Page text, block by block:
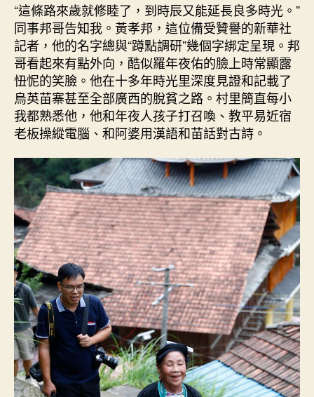
“這條路來歲就修睦了，到時辰又能延長良多時光。”
同事邦哥告知我。黃孝邦，這位備受贊譽的新華社
記者，他的名字總與“蹲點調研”幾個字綁定呈現。邦
哥看起來有點外向，酷似羅年夜佑的臉上時常顯露
忸怩的笑臉。他在十多年時光里深度見證和記載了
烏英苗寨甚至全部廣西的脫貧之路。村里簡直每小
我都熟悉他，他和年夜人孩子打召喚、教平易近宿
老板操縱電腦、和阿婆用漢語和苗話對古詩。